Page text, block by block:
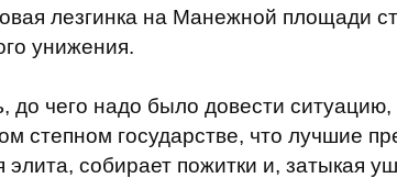
лезгинка на Манежной площади
унижения.
до чего надо было довести
степном государстве, что лучшие
элита, собирает пожитки и, затыкая